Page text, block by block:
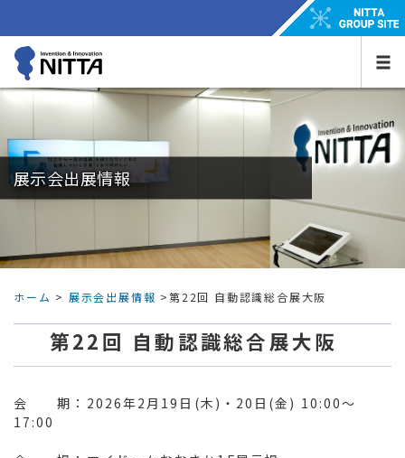
展示会出展情報
ホーム > 展示会出展情報 >第22回 自動認識総合展大阪
第22回 自動認識総合展大阪
会 期：2026年2月19日(木)・20日(金) 10:00～
17:00